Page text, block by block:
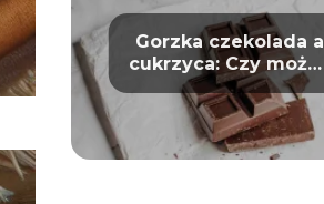
Gorzka czekolada a
cukrzyca: Czy można
bezpiecznie ją jeść?